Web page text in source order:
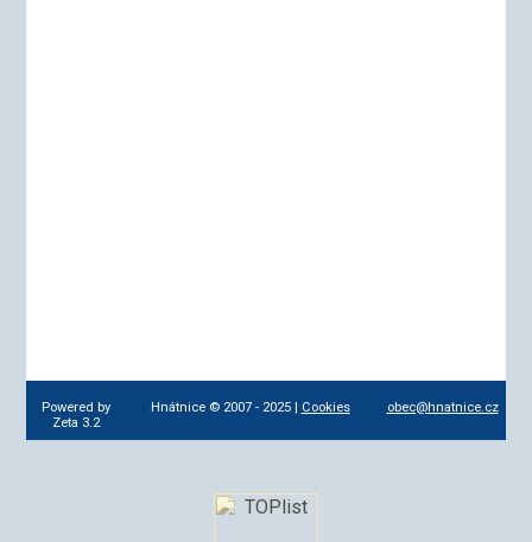
Powered by
Zeta 3.2
Hnátnice © 2007 - 2025 | Cookies obec@hnatnice.cz